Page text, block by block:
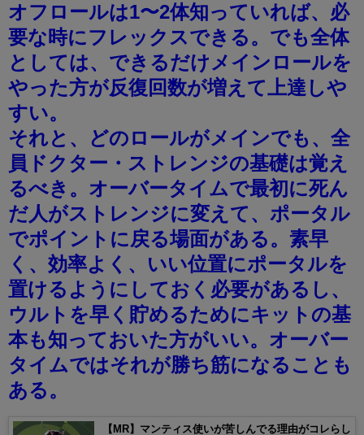
オフロールは1〜2体知っていれば、必
要な時にフレックスできる。でも全体
としては、できるだけメインロールを
やった方が反復回数が増えて上達しや
すい。
それと、どのロールがメインでも、全
員ドクター・ストレンジの基礎は覚え
るべき。オーバータイムで最初に死ん
だ人がストレンジに変えて、ポータル
でポイントに戻る場面がある。素早
く、効率よく、いい位置にポータルを
置けるようにしておく必要があるし、
ウルトを早く貯めるためにキットの基
本も知っておいた方がいい。オーバー
タイムではそれが勝ち筋になることも
ある。
【MR】マンティス使いが苦しんでる理由がコレらし